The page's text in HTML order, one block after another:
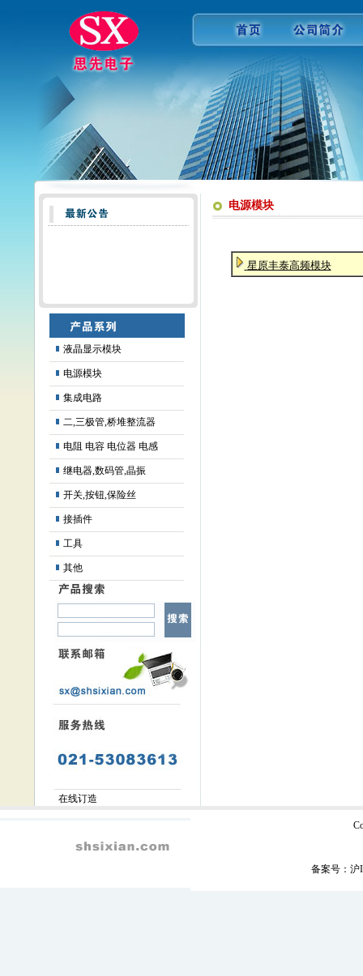
液晶显示模块
电源模块
集成电路
二,三极管,桥堆整流器
电阻 电容 电位器 电感
继电器,数码管,晶振
开关,按钮,保险丝
接插件
工具
其他
在线订造
电源模块
星原丰泰高频模块
备案号： 沪